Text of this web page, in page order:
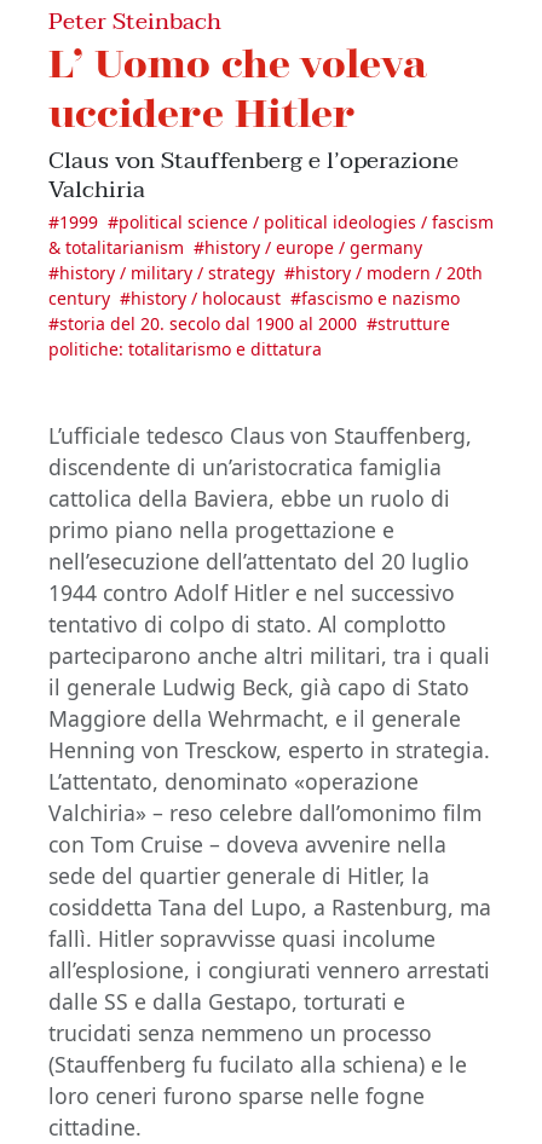
Peter Steinbach
L’ Uomo che voleva
uccidere Hitler
Claus von Stauffenberg e l’operazione
Valchiria
#1999 #political science / political ideologies / fascism
& totalitarianism #history / europe / germany
#history / military / strategy #history / modern / 20th
century #history / holocaust #fascismo e nazismo
#storia del 20. secolo dal 1900 al 2000 #strutture
politiche: totalitarismo e dittatura
L’ufficiale tedesco Claus von Stauffenberg,
discendente di un’aristocratica famiglia
cattolica della Baviera, ebbe un ruolo di
primo piano nella progettazione e
nell’esecuzione dell’attentato del 20 luglio
1944 contro Adolf Hitler e nel successivo
tentativo di colpo di stato. Al complotto
parteciparono anche altri militari, tra i quali
il generale Ludwig Beck, già capo di Stato
Maggiore della Wehrmacht, e il generale
Henning von Tresckow, esperto in strategia.
L’attentato, denominato «operazione
Valchiria» – reso celebre dall’omonimo film
con Tom Cruise – doveva avvenire nella
sede del quartier generale di Hitler, la
cosiddetta Tana del Lupo, a Rastenburg, ma
fallì. Hitler sopravvisse quasi incolume
all’esplosione, i congiurati vennero arrestati
dalle SS e dalla Gestapo, torturati e
trucidati senza nemmeno un processo
(Stauffenberg fu fucilato alla schiena) e le
loro ceneri furono sparse nelle fogne
cittadine.